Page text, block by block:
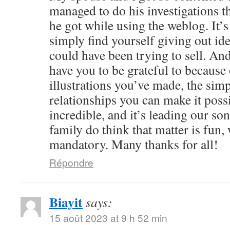
managed to do his investigations
he got while using the weblog.
simply find yourself giving out
could have been trying to sell.
have you to be grateful to
illustrations you’ve made, the
relationships you can make it
incredible, and it’s leading our
family do think that matter is
mandatory. Many thanks for all!
Répondre
Biayitsays:
15 août 2023 at 9 h 52 min